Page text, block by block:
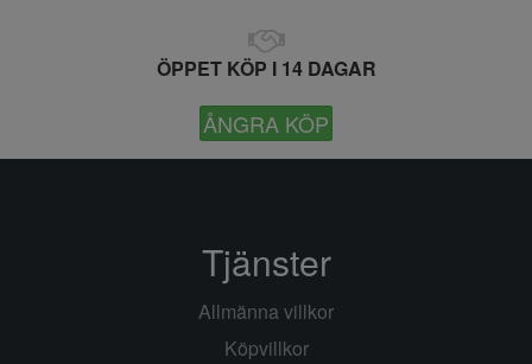
ÖPPET KÖP I 14 DAGAR
ÅNGRA KÖP
Tjänster
Allmänna villkor
Köpvillkor